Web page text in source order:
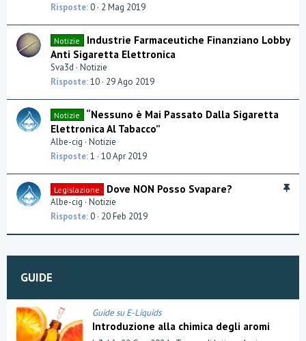
i
Risposte 0 2 Mag 2019
Notizie
Industrie Farmaceutiche Finanziano Lobby
Anti Sigaretta Elettronica
Sva3d Notizie
Risposte 10 29 Ago 2019
Notizie
“Nessuno è Mai Passato Dalla Sigaretta
Elettronica Al Tabacco”
Albe-cig Notizie
Risposte 1 10 Apr 2019
I
Legislazione Dove NON Posso Svapare?
Albe-cig Notizie
Risposte 0 20 Feb 2019
GUIDE
Guide su E-Liquids
Introduzione alla chimica degli aromi